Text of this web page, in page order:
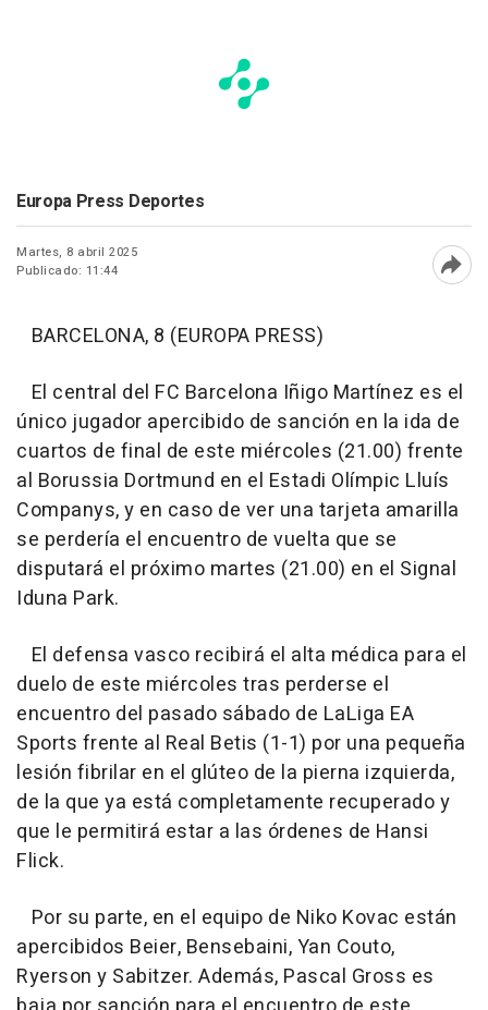
Europa Press Deportes
Martes, 8 abril 2025
Publicado: 11:44
BARCELONA, 8 (EUROPA PRESS)
El central del FC Barcelona Iñigo Martínez es el
único jugador apercibido de sanción en la ida de
cuartos de final de este miércoles (21.00) frente
al Borussia Dortmund en el Estadi Olímpic Lluís
Companys, y en caso de ver una tarjeta amarilla
se perdería el encuentro de vuelta que se
disputará el próximo martes (21.00) en el Signal
Iduna Park.
El defensa vasco recibirá el alta médica para el
duelo de este miércoles tras perderse el
encuentro del pasado sábado de LaLiga EA
Sports frente al Real Betis (1-1) por una pequeña
lesión fibrilar en el glúteo de la pierna izquierda,
de la que ya está completamente recuperado y
que le permitirá estar a las órdenes de Hansi
Flick.
Por su parte, en el equipo de Niko Kovac están
apercibidos Beier, Bensebaini, Yan Couto,
Ryerson y Sabitzer. Además, Pascal Gross es